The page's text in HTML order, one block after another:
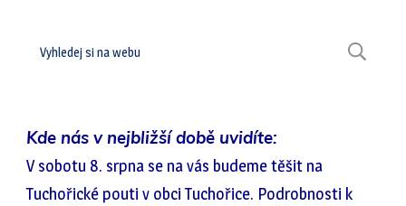
Kde nás v nejbližší době uvidíte:
V sobotu 8. srpna se na vás budeme těšit na
Tuchořické pouti v obci Tuchořice. Podrobnosti k